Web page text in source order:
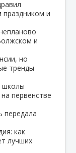
праздником и
и
но
тренды
школы
первенстве
передала
как
лучших